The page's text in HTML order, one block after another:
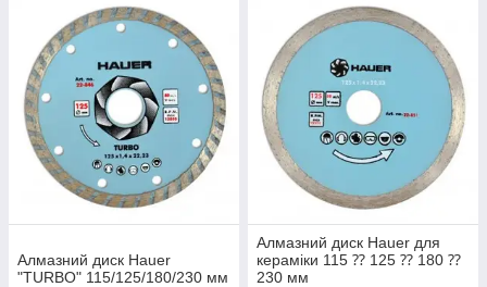
Алмазний диск Hauer
"TURBO" 115/125/180/230 мм
Алмазний диск Hauer для
кераміки 115 ⁇ 125 ⁇ 180 ⁇
230 мм